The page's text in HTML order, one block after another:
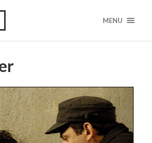
MENU